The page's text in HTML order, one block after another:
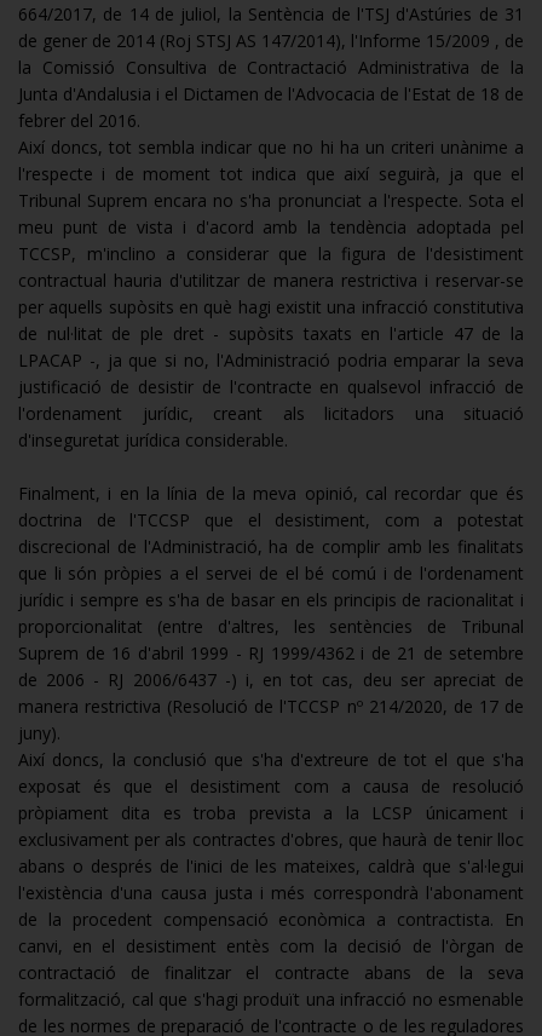
664/2017, de 14 de juliol, la Sentència de l'TSJ d'Astúries de 31
de gener de 2014 (Roj STSJ AS 147/2014), l'Informe 15/2009 , de
la Comissió Consultiva de Contractació Administrativa de la
Junta d'Andalusia i el Dictamen de l'Advocacia de l'Estat de 18 de
febrer del 2016.
Així doncs, tot sembla indicar que no hi ha un criteri unànime a
l'respecte i de moment tot indica que així seguirà, ja que el
Tribunal Suprem encara no s'ha pronunciat a l'respecte. Sota el
meu punt de vista i d'acord amb la tendència adoptada pel
TCCSP, m'inclino a considerar que la figura de l'desistiment
contractual hauria d'utilitzar de manera restrictiva i reservar-se
per aquells supòsits en què hagi existit una infracció constitutiva
de nul·litat de ple dret - supòsits taxats en l'article 47 de la
LPACAP -, ja que si no, l'Administració podria emparar la seva
justificació de desistir de l'contracte en qualsevol infracció de
l'ordenament jurídic, creant als licitadors una situació
d'inseguretat jurídica considerable.
Finalment, i en la línia de la meva opinió, cal recordar que és
doctrina de l'TCCSP que el desistiment, com a potestat
discrecional de l'Administració, ha de complir amb les finalitats
que li són pròpies a el servei de el bé comú i de l'ordenament
jurídic i sempre es s'ha de basar en els principis de racionalitat i
proporcionalitat (entre d'altres, les sentències de Tribunal
Suprem de 16 d'abril 1999 - RJ 1999/4362 i de 21 de setembre
de 2006 - RJ 2006/6437 -) i, en tot cas, deu ser apreciat de
manera restrictiva (Resolució de l'TCCSP nº 214/2020, de 17 de
juny).
Així doncs, la conclusió que s'ha d'extreure de tot el que s'ha
exposat és que el desistiment com a causa de resolució
pròpiament dita es troba prevista a la LCSP únicament i
exclusivament per als contractes d'obres, que haurà de tenir lloc
abans o després de l'inici de les mateixes, caldrà que s'al·legui
l'existència d'una causa justa i més correspondrà l'abonament
de la procedent compensació econòmica a contractista. En
canvi, en el desistiment entès com la decisió de l'òrgan de
contractació de finalitzar el contracte abans de la seva
formalització, cal que s'hagi produït una infracció no esmenable
de les normes de preparació de l'contracte o de les reguladores